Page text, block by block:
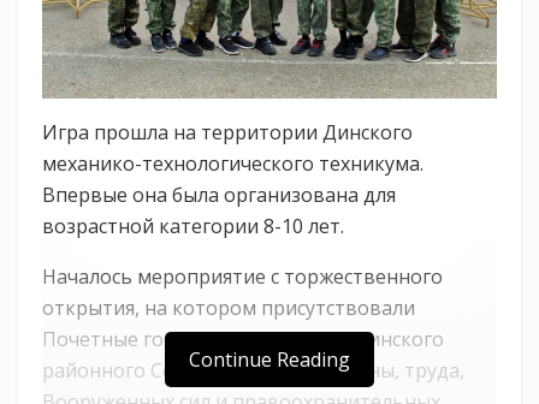
Игра прошла на территории Динского
механико-технологического техникума.
Впервые она была организована для
возрастной категории 8-10 лет.
Началось мероприятие с торжественного
открытия, на котором присутствовали
Почетные гости – председатель Динского
районного Совета ветеранов войны, труда,
Continue Reading